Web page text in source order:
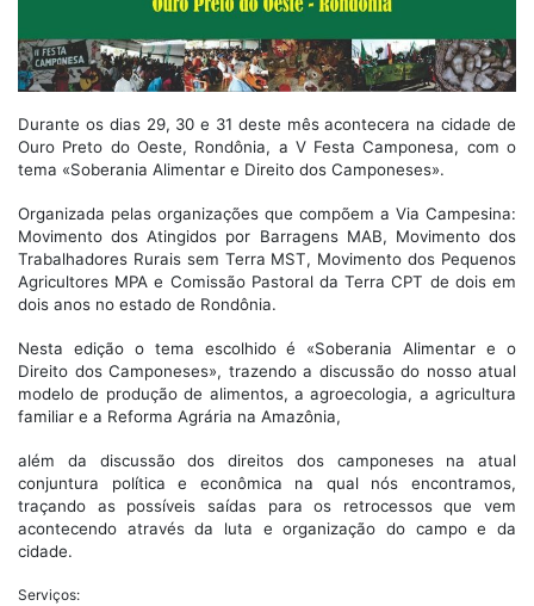
Durante os dias 29, 30 e 31 deste mês acontecera na cidade de
Ouro Preto do Oeste, Rondônia, a V Festa Camponesa, com o
tema «Soberania Alimentar e Direito dos Camponeses».
Organizada pelas organizações que compõem a Via Campesina:
Movimento dos Atingidos por Barragens MAB, Movimento dos
Trabalhadores Rurais sem Terra MST, Movimento dos Pequenos
Agricultores MPA e Comissão Pastoral da Terra CPT de dois em
dois anos no estado de Rondônia.
Nesta edição o tema escolhido é «Soberania Alimentar e o
Direito dos Camponeses», trazendo a discussão do nosso atual
modelo de produção de alimentos, a agroecologia, a agricultura
familiar e a Reforma Agrária na Amazônia,
além da discussão dos direitos dos camponeses na atual
conjuntura política e econômica na qual nós encontramos,
traçando as possíveis saídas para os retrocessos que vem
acontecendo através da luta e organização do campo e da
cidade.
Serviços: